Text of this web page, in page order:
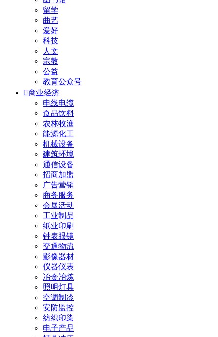
留学
曲艺
爱好
科技
人文
宗教
公益
教育公众号
商业经济
电线电缆
食品饮料
农林牧渔
能源化工
机械设备
建筑环境
通信设备
招商加盟
广告营销
商务服务
会展活动
工业制品
纸业印刷
钟表眼镜
交通物流
影像器材
仪器仪表
冶金冶炼
照明灯具
空调制冷
安防监控
纺织印染
电子产品